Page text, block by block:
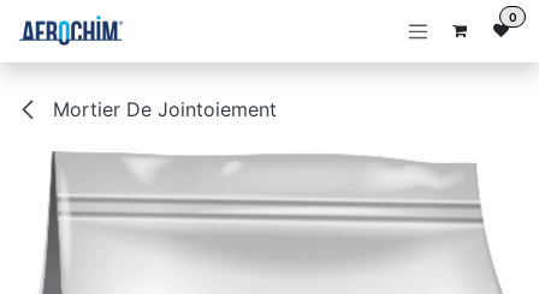
Se rendre au contenu 0
Mortier De Jointoiement